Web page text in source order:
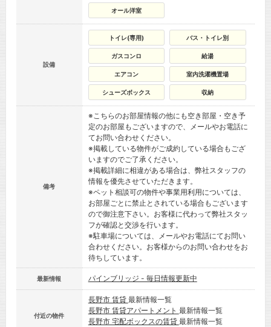
オール洋室
設備
トイレ(専用) バス・トイレ別
ガスコンロ 給湯
エアコン 室内洗濯機置場
シューズボックス 収納
備考
※こちらのお部屋情報の他にも空き部屋・空き予
定のお部屋もございますので、メールやお電話に
てお問い合わせください。
※掲載している物件がご成約している場合もござ
いますのでご了承ください。
※掲載詳細に相違がある場合は、弊社スタッフの
情報を優先させていただきます。
※ペット相談可の物件や事業用利用については、
お部屋ごとに禁止とされている場合もございます
ので御注意下さい。お客様に代わって弊社スタッ
フが確認と交渉を行います。
※駐車場については、メールやお電話にてお問い
合わせください。お客様からのお問い合わせをお
待ちしています。
最新情報 パインブリッジ - 毎日情報更新中
付近の物件
長野市 賃貸 最新情報一覧
長野市 賃貸アパートメント 最新情報一覧
長野市 宅配ボックスの賃貸 最新情報一覧